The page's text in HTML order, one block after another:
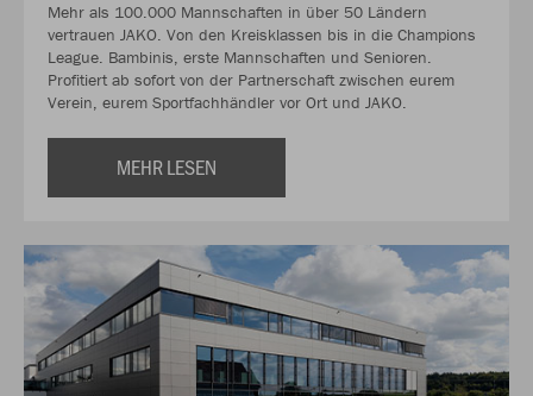
Mehr als 100.000 Mannschaften in über 50 Ländern
vertrauen JAKO. Von den Kreisklassen bis in die Champions
League. Bambinis, erste Mannschaften und Senioren.
Profitiert ab sofort von der Partnerschaft zwischen eurem
Verein, eurem Sportfachhändler vor Ort und JAKO.
MEHR LESEN